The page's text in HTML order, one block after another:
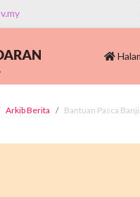
Arkib Berita Bantuan Pasca